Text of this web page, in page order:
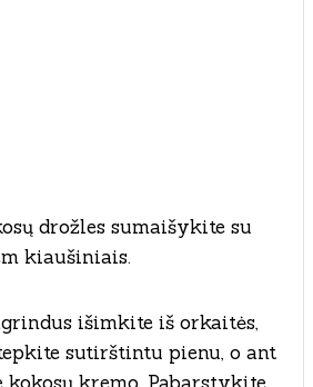
drožles sumaišykite su
kiaušiniais.
išimkite iš orkaitės,
sutirštintu pienu, o ant